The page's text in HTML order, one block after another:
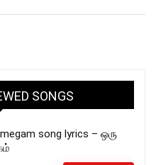
SONGS
song lyrics – ஒரு